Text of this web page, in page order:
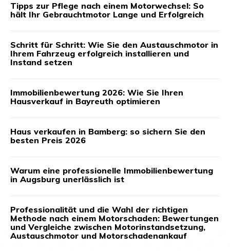
Tipps zur Pflege nach einem Motorwechsel: So
hält Ihr Gebrauchtmotor Lange und Erfolgreich
Schritt für Schritt: Wie Sie den Austauschmotor in
Ihrem Fahrzeug erfolgreich installieren und
Instand setzen
Immobilienbewertung 2026: Wie Sie Ihren
Hausverkauf in Bayreuth optimieren
Haus verkaufen in Bamberg: so sichern Sie den
besten Preis 2026
Warum eine professionelle Immobilienbewertung
in Augsburg unerlässlich ist
Professionalität und die Wahl der richtigen
Methode nach einem Motorschaden: Bewertungen
und Vergleiche zwischen Motorinstandsetzung,
Austauschmotor und Motorschadenankauf